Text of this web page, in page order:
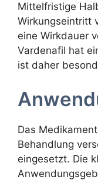
Mittelfristige
Wirkungseintritt
eine Wirkdauer
Vardenafil hat
ist daher
Das
Behandlung
eingesetzt. Die